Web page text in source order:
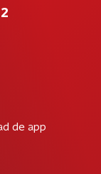
de app